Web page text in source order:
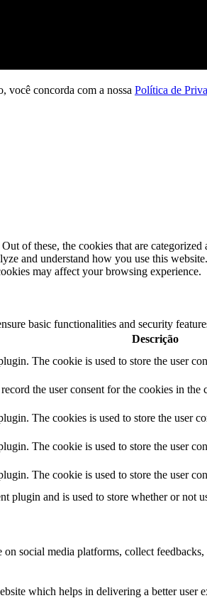
você concorda com a nossa Política de
of these, the cookies that are categorized
and understand how you use this
may affect your browsing experience.
basic functionalities and security
Descrição
The cookie is used to store the user
the user consent for the cookies in
The cookies is used to store the user
The cookie is used to store the user
The cookie is used to store the user
plugin and is used to store whether or not
social media platforms, collect
which helps in delivering a better user